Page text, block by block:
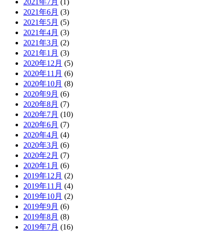
2021年6月 (3)
2021年5月 (5)
2021年4月 (3)
2021年3月 (2)
2021年1月 (3)
2020年12月 (5)
2020年11月 (6)
2020年10月 (8)
2020年9月 (6)
2020年8月 (7)
2020年7月 (10)
2020年6月 (7)
2020年4月 (4)
2020年3月 (6)
2020年2月 (7)
2020年1月 (6)
2019年12月 (2)
2019年11月 (4)
2019年10月 (2)
2019年9月 (6)
2019年8月 (8)
2019年7月 (16)